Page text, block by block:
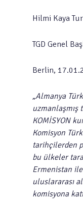
Hilmi Kaya
TGD Genel
Berlin,
„Almanya
uzmanlaşmış
KOMİSYON
Komisyon
tarihçilerden
bu ülkeler
Ermenistan
uluslararası
komisyona